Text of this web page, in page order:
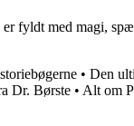
fyldt med magi,
• Den
Dr. Børste • Alt om